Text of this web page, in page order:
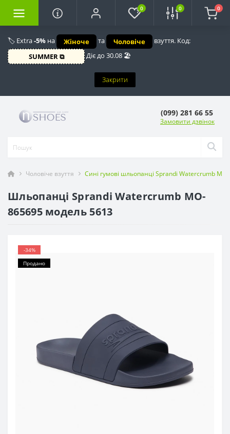
🏷️ Extra-5% на Жіноче та Чоловіче
взуття. Код:
SUMMER ⧉
Діє до 30.08 🏖️
Закрити
0 0 0
(099) 281 66 55
Замовити дзвінок
Чоловіче взуття Сині гумові шльопанці Sprandi Watercrumb
Шльопанці Sprandi Watercrumb MO-
865695 модель 5613
-34%
Продано